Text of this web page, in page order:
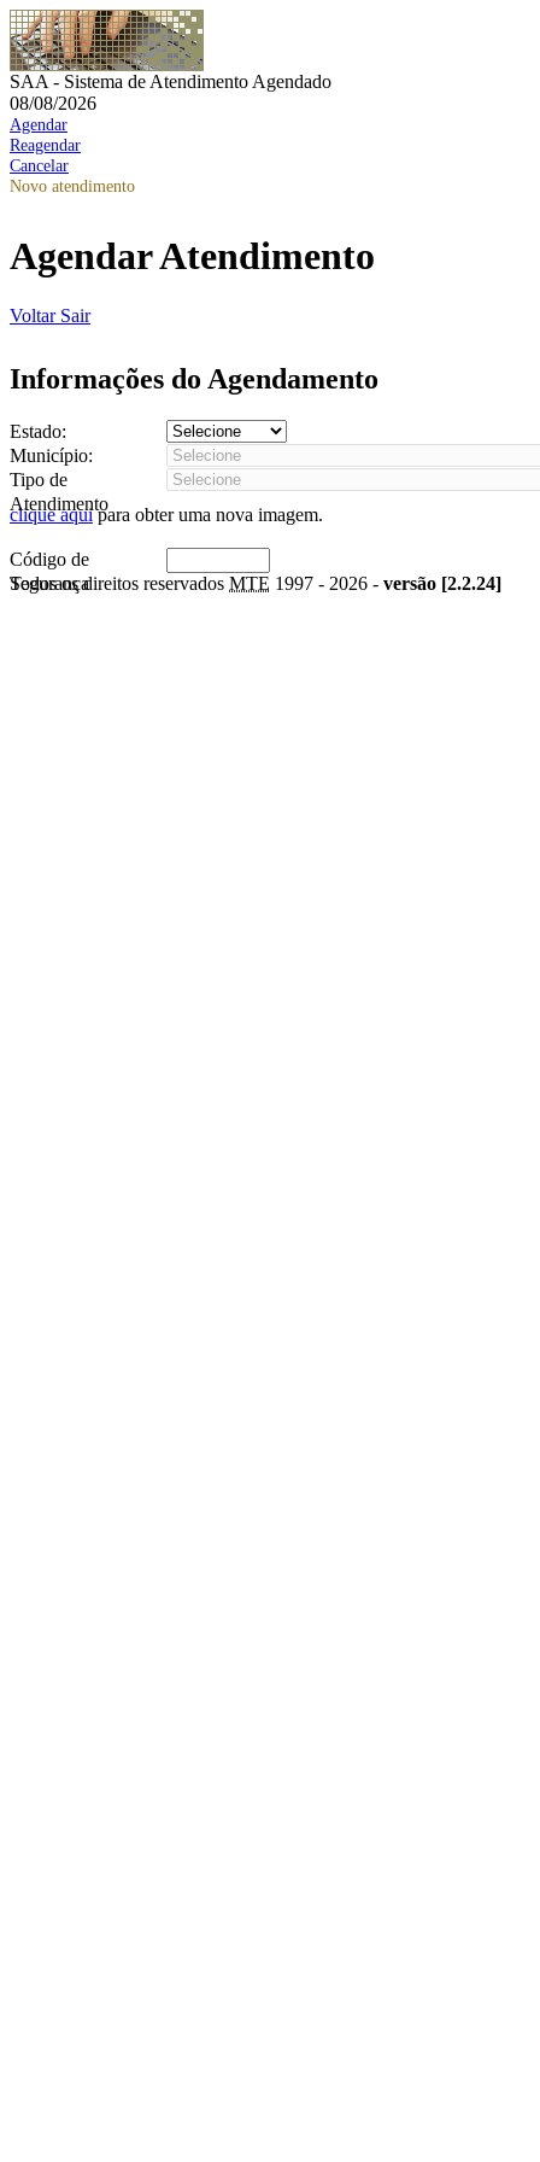
SAA - Sistema de Atendimento Agendado
08/08/2026
Agendar
Reagendar
Cancelar
Novo atendimento
Agendar Atendimento
Voltar Sair
Informações do Agendamento
Estado:
Município:
Tipo de
Atendimento
clique aquipara obter uma nova imagem.
Código de
Segurança
Todos os direitos reservados MTE 1997 - 2026 - versão [2.2.24]